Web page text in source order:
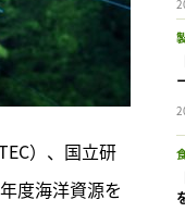
）、国立研
度海洋資源を